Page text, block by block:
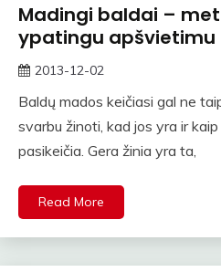
Madingi baldai –
ypatingu apšvietimu
2013-12-02
Baldų mados keičiasi gal ne
svarbu žinoti, kad jos yra ir
pasikeičia. Gera žinia yra ta,
Read More